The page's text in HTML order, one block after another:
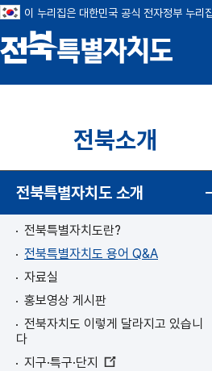
전북특별자치도
이 누리집은 대한민국 공식 전자정부 누리
전북소개
전북특별자치도 소개
전북특별자치도란?
전북특별자치도 용어 Q&A
자료실
홍보영상 게시판
전북자치도 이렇게 달라지고 있습니
다
지구·특구·단지